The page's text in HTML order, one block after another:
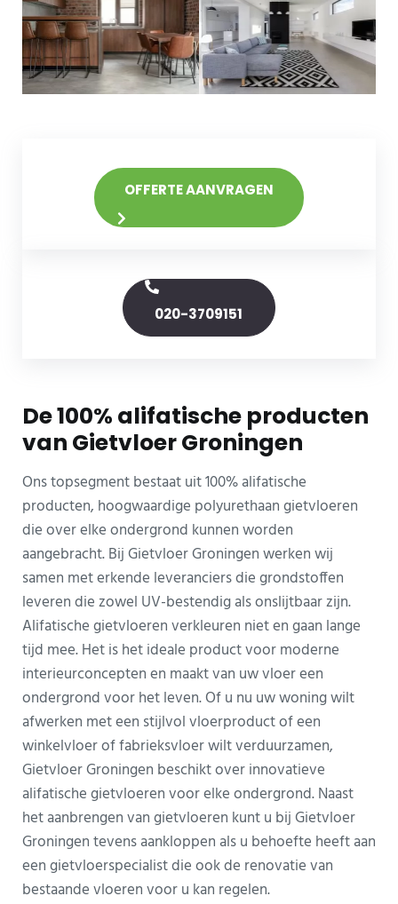
OFFERTE AANVRAGEN
020-3709151
De 100% alifatische producten
van Gietvloer Groningen
Ons topsegment bestaat uit 100% alifatische
producten, hoogwaardige polyurethaan gietvloeren
die over elke ondergrond kunnen worden
aangebracht. Bij Gietvloer Groningen werken wij
samen met erkende leveranciers die grondstoffen
leveren die zowel UV-bestendig als onslijtbaar zijn.
Alifatische gietvloeren verkleuren niet en gaan lange
tijd mee. Het is het ideale product voor moderne
interieurconcepten en maakt van uw vloer een
ondergrond voor het leven. Of u nu uw woning wilt
afwerken met een stijlvol vloerproduct of een
winkelvloer of fabrieksvloer wilt verduurzamen,
Gietvloer Groningen beschikt over innovatieve
alifatische gietvloeren voor elke ondergrond. Naast
het aanbrengen van gietvloeren kunt u bij Gietvloer
Groningen tevens aankloppen als u behoefte heeft aan
een gietvloerspecialist die ook de renovatie van
bestaande vloeren voor u kan regelen.